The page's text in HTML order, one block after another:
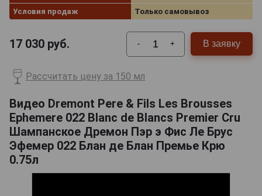
Условия продаж
Только самовывоз
17 030 руб. - + В заявку
Рассчитать цену за 150 мл
Видео Dremont Pere & Fils Les Brousses
Ephemere 022 Blanc de Blancs Premier Cru
Шампанское Дремон Пэр э Фис Ле Брус
Эфемер 022 Блан де Блан Премье Крю
0.75л